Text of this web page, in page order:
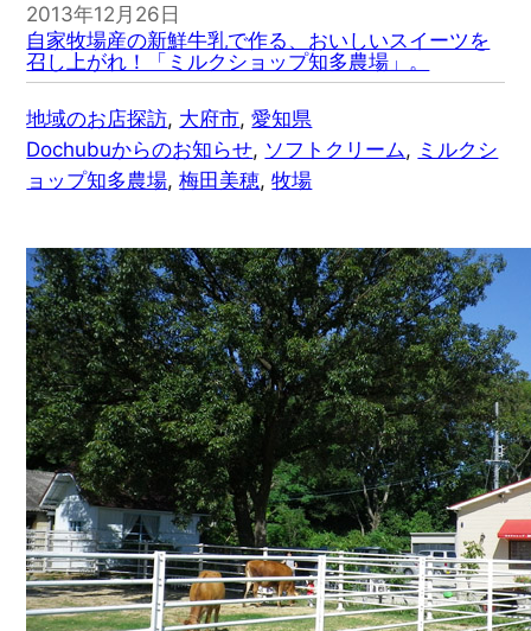
2013年12月26日
自家牧場産の新鮮牛乳で作る、おいしいスイーツを
召し上がれ！「ミルクショップ知多農場」。
地域のお店探訪, 大府市, 愛知県
Dochubuからのお知らせ, ソフトクリーム, ミルクシ
ョップ知多農場, 梅田美穂, 牧場